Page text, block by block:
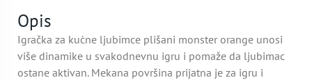
Opis
Igračka za kućne ljubimce plišani monster orange unosi
više dinamike u svakodnevnu igru i pomaže da ljubimac
ostane aktivan. Mekana površina prijatna je za igru i